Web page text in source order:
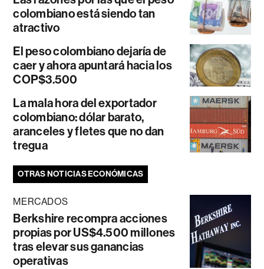
colombiano está siendo tan
atractivo
El peso colombiano dejaría de
caer y ahora apuntará hacia los
COP$3.500
La mala hora del exportador
colombiano: dólar barato,
aranceles y fletes que no dan
tregua
OTRAS NOTICIAS ECONÓMICAS
MERCADOS
Berkshire recompra acciones
propias por US$4.500 millones
tras elevar sus ganancias
operativas